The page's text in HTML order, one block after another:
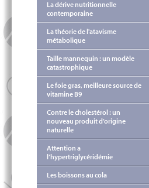
La dérive nutritionnelle
contemporaine
La théorie de l'atavisme
métabolique
Taille mannequin : un modèle
catastrophique
Le foie gras, meilleure source de
vitamine B9
Contre le cholestérol : un
nouveau produit d’origine
naturelle
Attention a
l’hypertriglycéridémie
Les boissons au cola